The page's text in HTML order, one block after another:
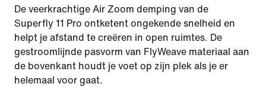
De veerkrachtige Air Zoom demping van de
Superfly 11 Pro ontketent ongekende snelheid en
helpt je afstand te creëren in open ruimtes. De
gestroomlijnde pasvorm van FlyWeave materiaal aan
de bovenkant houdt je voet op zijn plek als je er
helemaal voor gaat.